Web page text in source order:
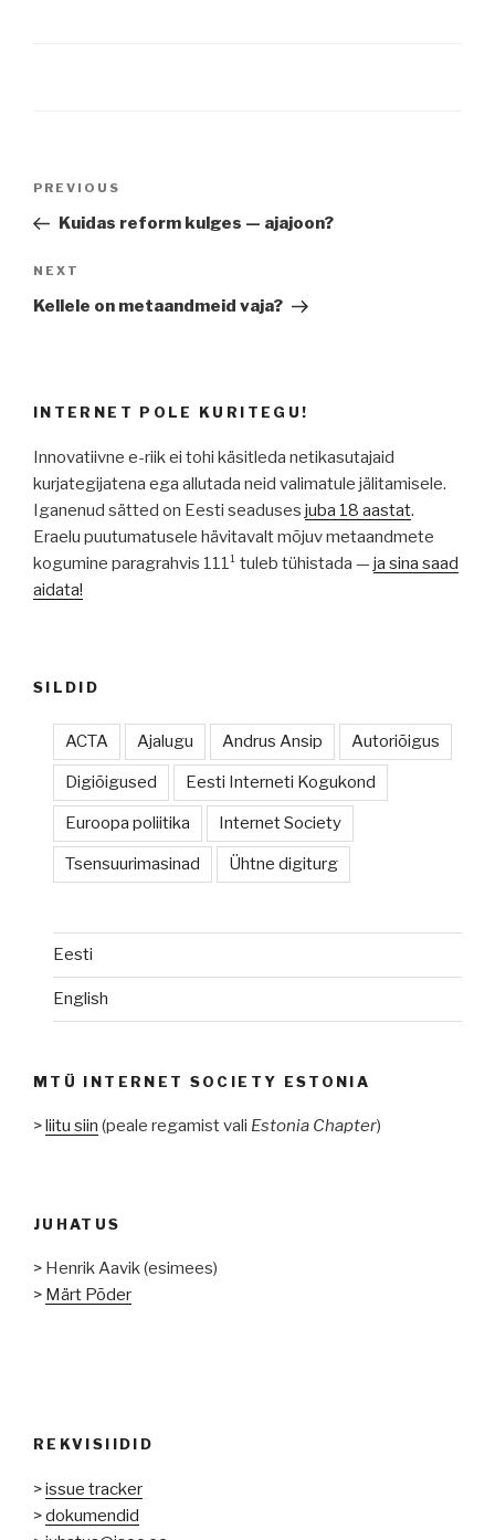
Previous
Post
PREVIOUS
Kuidas reform kulges — ajajoon?
Next
Post
NEXT
Kellele on metaandmeid vaja?
INTERNET POLE KURITEGU!
Innovatiivne e-riik ei tohi käsitleda netikasutajaid
kurjategijatena ega allutada neid valimatule jälitamisele.
Iganenud sätted on Eesti seaduses juba 18 aastat.
Eraelu puutumatusele hävitavalt mõjuv metaandmete
kogumine paragrahvis 111¹ tuleb tühistada — ja sina saad
aidata!
SILDID
ACTA Ajalugu Andrus Ansip Autoriõigus
Digiõigused Eesti Interneti Kogukond
Euroopa poliitika Internet Society
Tsensuurimasinad Ühtne digiturg
Eesti
English
MTÜ INTERNET SOCIETY ESTONIA
> liitu siin (peale regamist vali Estonia Chapter)
JUHATUS
> Henrik Aavik (esimees)
> Märt Põder
REKVISIIDID
>issue tracker
>dokumendid